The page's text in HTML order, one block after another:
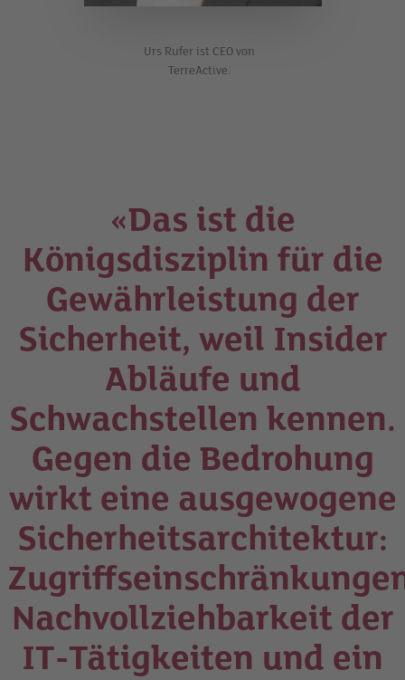
Urs Rufer ist CEO von
TerreActive.
«Das ist die
Königsdisziplin für die
Gewährleistung der
Sicherheit, weil Insider
Abläufe und
Schwachstellen kennen.
Gegen die Bedrohung
wirkt eine ausgewogene
Sicherheitsarchitektur:
Nachvollziehbarkeit der
IT-Tätigkeiten und ein